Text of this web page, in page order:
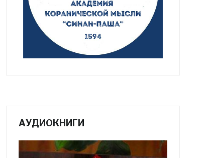
АУДИОКНИГИ